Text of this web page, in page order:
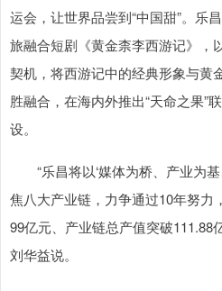
运会，让世界品尝到“中国甜”。乐
旅融合短剧《黄金柰李西游记》，
契机，将西游记中的经典形象与黄
胜融合，在海内外推出“天命之果”
设。
“乐昌将以‘媒体为桥、产业为基
焦八大产业链，力争通过10年努力
99亿元、产业链总产值突破111.88
刘华益说。